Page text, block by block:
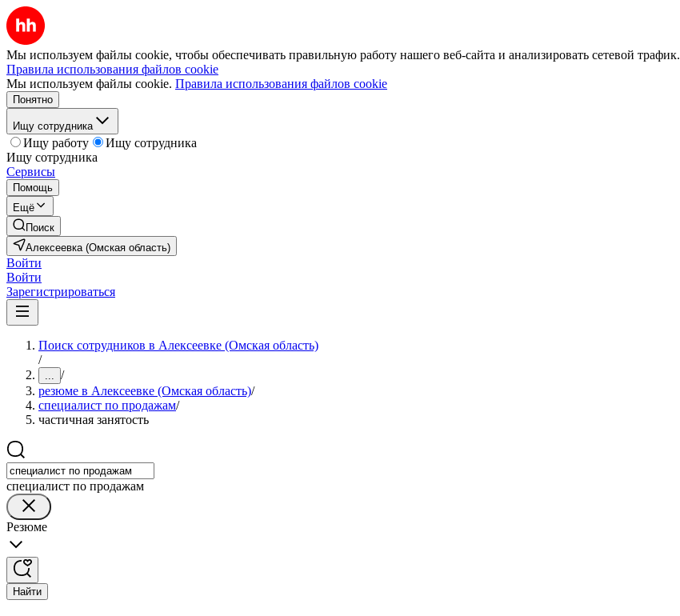
Мы используем файлы cookie, чтобы обеспечивать правильную работу нашего веб-сайта и анализировать сетевой трафик.
Правила использования файлов cookie
Мы используем файлы cookie. Правила использования файлов cookie
Понятно
Ищу сотрудника
Ищу работу
Ищу сотрудника
Ищу сотрудника
Сервисы
Помощь
Ещё
Поиск
Алексеевка (Омская область)
Войти
Войти
Зарегистрироваться
Поиск сотрудников в Алексеевке (Омская область)
/
... /
резюме в Алексеевке (Омская область)/
специалист по продажам/
частичная занятость
специалист по продажам
Резюме
Найти